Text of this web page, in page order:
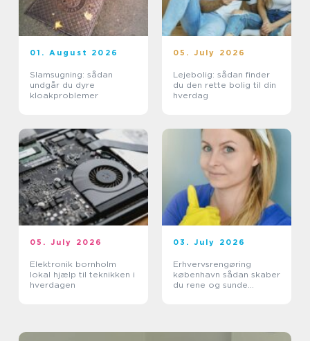
01. August 2026
Slamsugning: sådan
undgår du dyre
kloakproblemer
05. July 2026
Lejebolig: sådan finder
du den rette bolig til din
hverdag
05. July 2026
Elektronik bornholm
lokal hjælp til teknikken i
hverdagen
03. July 2026
Erhvervsrengøring
københavn sådan skaber
du rene og sunde